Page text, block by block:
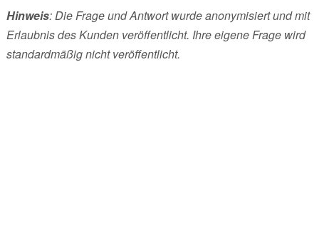
Hinweis: Die Frage und Antwort wurde anonymisiert und mit
Erlaubnis des Kunden veröffentlicht. Ihre eigene Frage wird
standardmäßig nicht veröffentlicht.